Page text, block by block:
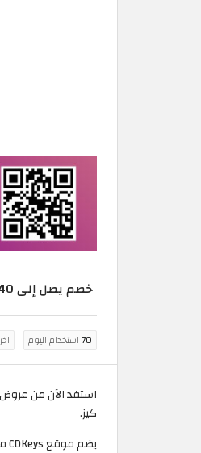
خصم يصل إلى 40%
70استخدام اليوم
كيز.